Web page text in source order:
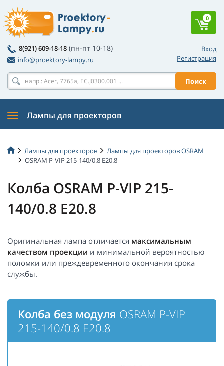
Вход
Регистрация
8(921) 609-18-18 (пн-пт 10-18)
info@proektory-lampy.ru
Поиск
0
Лампы для проекторов
Лампы для проекторов
Лампы для проекторов OSRAM
OSRAM P-VIP 215-140/0.8 E20.8
Колба OSRAM P-VIP 215-
140/0.8 E20.8
Оригинальная лампа отличается максимальным
качеством проекции и минимальной вероятностью
поломки или преждевременного окончания срока
службы.
Колба без модуля OSRAM P-VIP
215-140/0.8 E20.8